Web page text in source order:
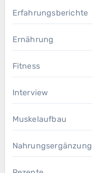
Erfahrungsberichte
Ernährung
Fitness
Interview
Muskelaufbau
Nahrungsergänzung